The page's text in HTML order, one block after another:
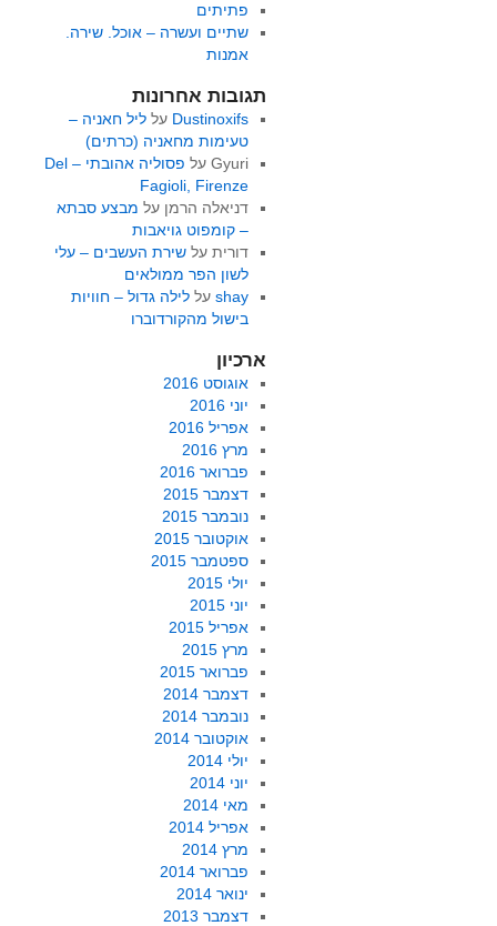
פתיתים
שתיים ועשרה – אוכל. שירה.
אמנות
תגובות אחרונות
Dustinoxifs על ליל חאניה –
טעימות מחאניה (כרתים)
Gyuriעל
פסוליה אהובתי – Del
Fagioli, Firenze
דניאלה הרמן על מבצע סבתא
– קומפוט גויאבות
דוריתעל שירת העשבים – עלי
לשון הפר ממולאים
shayעל לילה גדול – חוויות
בישול מהקורדוברו
ארכיון
אוגוסט 2016
יוני 2016
אפריל 2016
מרץ 2016
פברואר 2016
דצמבר 2015
נובמבר 2015
אוקטובר 2015
ספטמבר 2015
יולי 2015
יוני 2015
אפריל 2015
מרץ 2015
פברואר 2015
דצמבר 2014
נובמבר 2014
אוקטובר 2014
יולי 2014
יוני 2014
מאי 2014
אפריל 2014
מרץ 2014
פברואר 2014
ינואר 2014
דצמבר 2013